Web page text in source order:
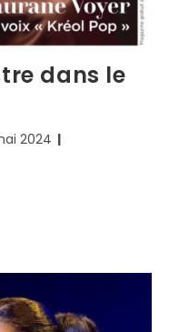
dans le
2024